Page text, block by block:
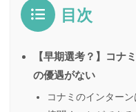
目次
【早期選考？】コナ
の優遇がない
コナミのインター